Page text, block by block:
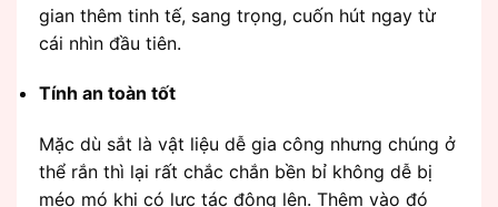
gian thêm tinh tế, sang trọng, cuốn hút ngay từ
cái nhìn đầu tiên.
Tính an toàn tốt
Mặc dù sắt là vật liệu dễ gia công nhưng chúng ở
thể rắn thì lại rất chắc chắn bền bỉ không dễ bị
méo mó khi có lực tác động lên. Thêm vào đó